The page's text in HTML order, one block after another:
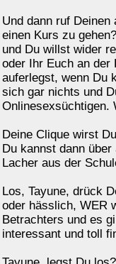
Und dann ruf
einen Kurs zu
und Du willst wider
oder Ihr Euch an
auferlegst, wenn Du
sich gar nichts und
Onlinesexsüchtigen.
Deine Clique wirst
Du kannst dann
Lacher aus der
Los, Tayune, drück
oder hässlich, WER
Betrachters und es
interessant und toll